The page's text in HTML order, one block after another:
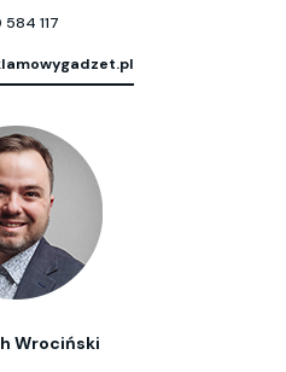
117
Wrociński